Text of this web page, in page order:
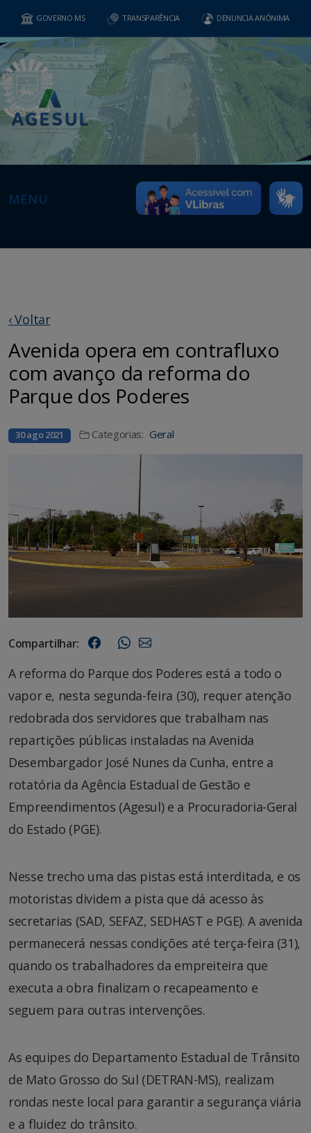
GOVERNO MS TRANSPARÊNCIA DENUNCIA ANÔNIMA
MENU
‹ Voltar
Avenida opera em contrafluxo
com avanço da reforma do
Parque dos Poderes
30 ago 2021 Categorias: Geral
Compartilhar:
A reforma do Parque dos Poderes está a todo o
vapor e, nesta segunda-feira (30), requer atenção
redobrada dos servidores que trabalham nas
repartições públicas instaladas na Avenida
Desembargador José Nunes da Cunha, entre a
rotatória da Agência Estadual de Gestão e
Empreendimentos (Agesul) e a Procuradoria-Geral
do Estado (PGE).
Nesse trecho uma das pistas está interditada, e os
motoristas dividem a pista que dá acesso às
secretarias (SAD, SEFAZ, SEDHAST e PGE). A avenida
permanecerá nessas condições até terça-feira (31),
quando os trabalhadores da empreiteira que
executa a obra finalizam o recapeamento e
seguem para outras intervenções.
As equipes do Departamento Estadual de Trânsito
de Mato Grosso do Sul (DETRAN-MS), realizam
rondas neste local para garantir a segurança viária
e a fluidez do trânsito.